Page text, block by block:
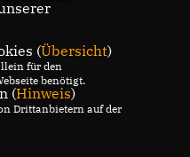
(Übersicht)
für den
benötigt.
(Hinweis)
Drittanbietern auf der